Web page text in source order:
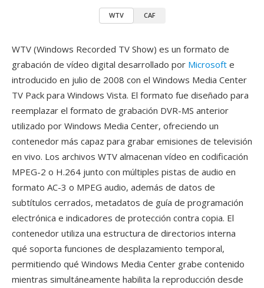
WTV CAF
WTV (Windows Recorded TV Show) es un formato de
grabación de vídeo digital desarrollado por Microsoft e
introducido en julio de 2008 con el Windows Media Center
TV Pack para Windows Vista. El formato fue diseñado para
reemplazar el formato de grabación DVR-MS anterior
utilizado por Windows Media Center, ofreciendo un
contenedor más capaz para grabar emisiones de televisión
en vivo. Los archivos WTV almacenan vídeo en codificación
MPEG-2 o H.264 junto con múltiples pistas de audio en
formato AC-3 o MPEG audio, además de datos de
subtítulos cerrados, metadatos de guía de programación
electrónica e indicadores de protección contra copia. El
contenedor utiliza una estructura de directorios interna
qué soporta funciones de desplazamiento temporal,
permitiendo qué Windows Media Center grabe contenido
mientras simultáneamente habilita la reproducción desde